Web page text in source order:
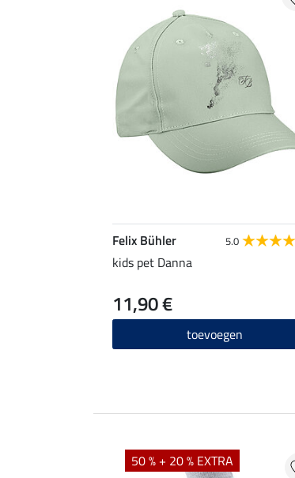
Felix Bühler 5.0
kids pet Danna
11,90 €
toevoegen
50 % + 20 % EXTRA